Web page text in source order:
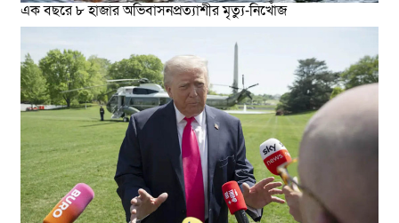
এক বছরে ৮ হাজার অভিবাসনপ্রত্যাশীর মৃত্যু-নিখোঁজ